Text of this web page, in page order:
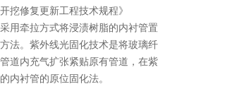
挖修复更新工程技术规程》
用牵拉方式将浸渍树脂的内衬管置
法。紫外线光固化技术是将玻璃纤
道内充气扩张紧贴原有管道，在紫
内衬管的原位固化法。